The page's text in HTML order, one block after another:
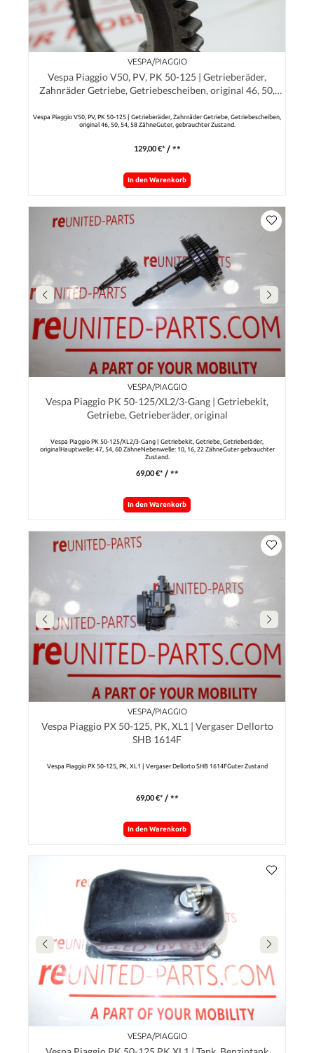
VESPA/PIAGGIO
Vespa Piaggio V50, PV, PK 50-125 | Getrieberäder,
Zahnräder Getriebe, Getriebescheiben, original 46, 50,
Vespa Piaggio V50, PV, PK 50-125 | Getrieberäder, Zahnräder Getriebe, Getriebescheiben,
original 46, 50, 54, 58 ZähneGuter, gebrauchter Zustand.
129,00 €* / **
In den Warenkorb
VESPA/PIAGGIO
Vespa Piaggio PK 50-125/XL2/3-Gang | Getriebekit,
Getriebe, Getrieberäder, original
Vespa Piaggio PK 50-125/XL2/3-Gang | Getriebekit, Getriebe, Getrieberäder,
originalHauptwelle: 47, 54, 60 ZähneNebenwelle: 10, 16, 22 ZähneGuter gebrauchter
Zustand.
69,00 €* / **
In den Warenkorb
VESPA/PIAGGIO
Vespa Piaggio PX 50-125, PK, XL1 | Vergaser Dellorto
SHB 1614F
Vespa Piaggio PX 50-125, PK, XL1 | Vergaser Dellorto SHB 1614FGuter Zustand
69,00 €* / **
In den Warenkorb
VESPA/PIAGGIO